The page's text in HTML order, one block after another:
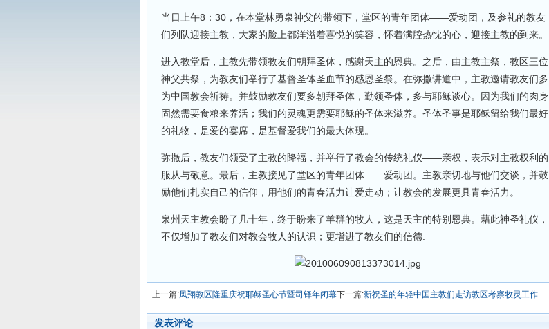
当日上午8：30，在本堂林勇泉神父的带领下，堂区的青年团体——爱动团，及参礼的教友
们列队迎接主教，大家的脸上都洋溢着喜悦的笑容，怀着满腔热忱的心，迎接主教的到来。
进入教堂后，主教先带领教友们朝拜圣体，感谢天主的恩典。之后，由主教主祭，教区三位
神父共祭，为教友们举行了基督圣体圣血节的感恩圣祭。在弥撒讲道中，主教邀请教友们多
为中国教会祈祷。并鼓励教友们要多朝拜圣体，勤领圣体，多与耶稣谈心。因为我们的肉身
固然需要食粮来养活；我们的灵魂更需要耶稣的圣体来滋养。圣体圣事是耶稣留给我们最好
的礼物，是爱的宴席，是基督爱我们的最大体现。
弥撒后，教友们领受了主教的降福，并举行了教会的传统礼仪——亲权，表示对主教权利的
服从与敬意。最后，主教接见了堂区的青年团体——爱动团。主教亲切地与他们交谈，并鼓
励他们扎实自己的信仰，用他们的青春活力让爱走动；让教会的发展更具青春活力。
泉州天主教会盼了几十年，终于盼来了羊群的牧人，这是天主的特别恩典。藉此神圣礼仪，
不仅增加了教友们对教会牧人的认识；更增进了教友们的信德.
上一篇:凤翔教区隆重庆祝耶稣圣心节暨司铎年闭幕下一篇:新祝圣的年轻中国主教们走访教区考察牧灵工作
发表评论